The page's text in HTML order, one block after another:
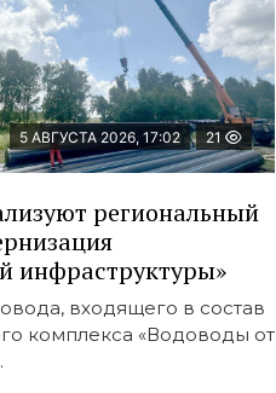
5 АВГУСТА 2026, 17:02 21
региональный
инфраструктуры»
входящего в состав
комплекса «Водоводы от